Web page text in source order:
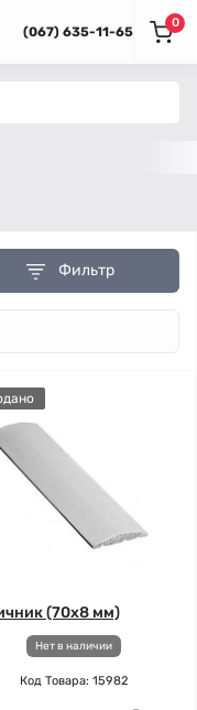
(067) 635-11-65
0
Фильтр
(70x8 мм)
Нет в наличии
Код Товара: 15982